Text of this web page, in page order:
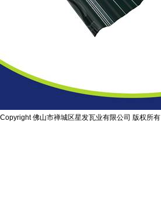
Copyright 佛山市禅城区星发瓦业有限公司 版权所有